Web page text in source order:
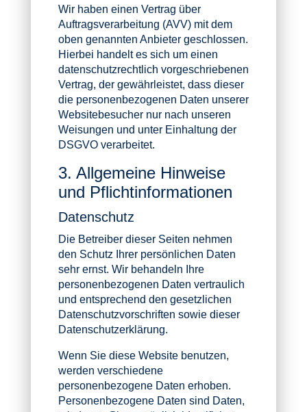
Wir haben einen Vertrag über
Auftragsverarbeitung (AVV) mit dem
oben genannten Anbieter geschlossen.
Hierbei handelt es sich um einen
datenschutzrechtlich vorgeschriebenen
Vertrag, der gewährleistet, dass dieser
die personenbezogenen Daten unserer
Websitebesucher nur nach unseren
Weisungen und unter Einhaltung der
DSGVO verarbeitet.
3. Allgemeine Hinweise
und Pflicht­informationen
Datenschutz
Die Betreiber dieser Seiten nehmen
den Schutz Ihrer persönlichen Daten
sehr ernst. Wir behandeln Ihre
personenbezogenen Daten vertraulich
und entsprechend den gesetzlichen
Datenschutzvorschriften sowie dieser
Datenschutzerklärung.
Wenn Sie diese Website benutzen,
werden verschiedene
personenbezogene Daten erhoben.
Personenbezogene Daten sind Daten,